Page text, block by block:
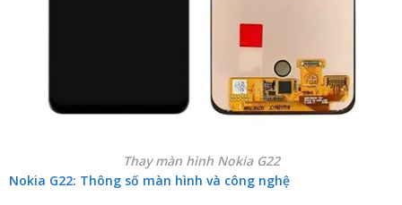
Thay màn hình Nokia G22
Nokia G22: Thông số màn hình và công nghệ